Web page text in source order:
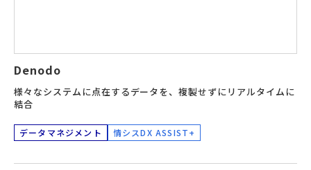
Denodo
様々なシステムに点在するデータを、複製せずにリアルタイムに
結合
データマネジメント 情シスDX ASSIST+